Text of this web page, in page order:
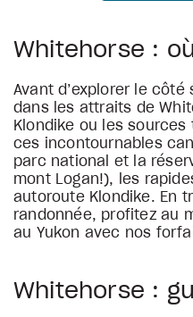
Whitehorse :
Avant d’explorer le côté
dans les attraits de
Klondike ou les sources
ces incontournables
parc national et la
mont Logan!), les
autoroute Klondike. En
randonnée, profitez au
au Yukon avec nos
Whitehorse :